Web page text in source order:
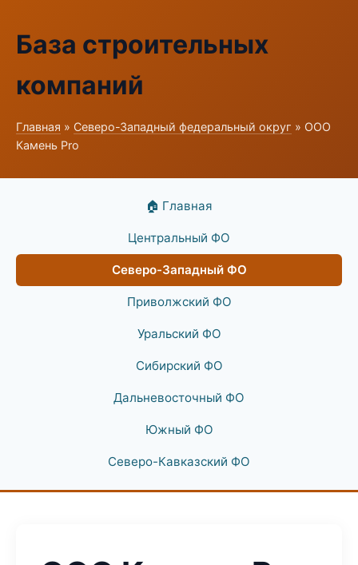
База строительных
компаний
Главная » Северо-Западный федеральный округ » ООО
Камень Pro
🏠 Главная
Центральный ФО
Северо-Западный ФО
Приволжский ФО
Уральский ФО
Сибирский ФО
Дальневосточный ФО
Южный ФО
Северо-Кавказский ФО